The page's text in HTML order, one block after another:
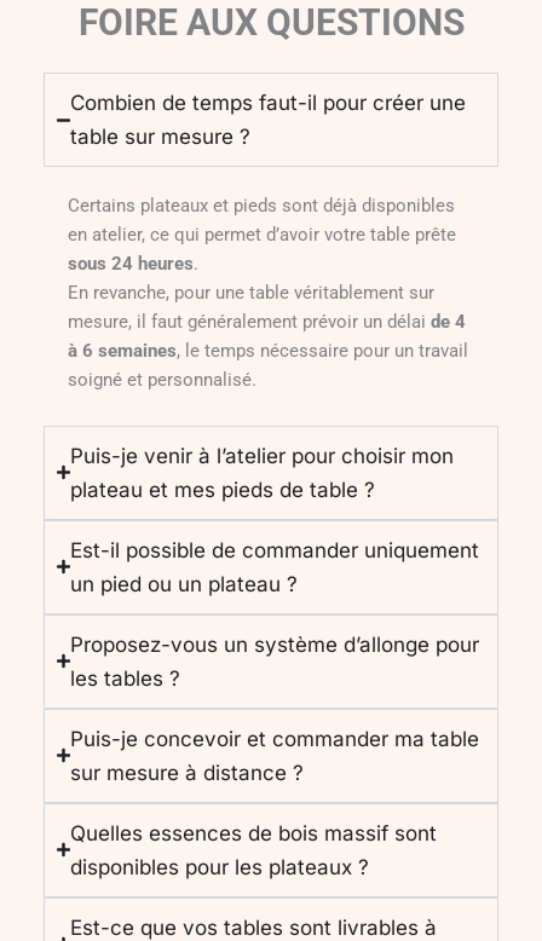
FOIRE AUX QUESTIONS
Combien de temps faut-il pour créer une
table sur mesure ?
Certains plateaux et pieds sont déjà disponibles
en atelier, ce qui permet d’avoir votre table prête
sous 24 heures.
En revanche, pour une table véritablement sur
mesure, il faut généralement prévoir un délai de 4
à 6 semaines, le temps nécessaire pour un travail
soigné et personnalisé.
Puis-je venir à l’atelier pour choisir mon
plateau et mes pieds de table ?
Est-il possible de commander uniquement
un pied ou un plateau ?
Proposez-vous un système d’allonge pour
les tables ?
Puis-je concevoir et commander ma table
sur mesure à distance ?
Quelles essences de bois massif sont
disponibles pour les plateaux ?
Est-ce que vos tables sont livrables à